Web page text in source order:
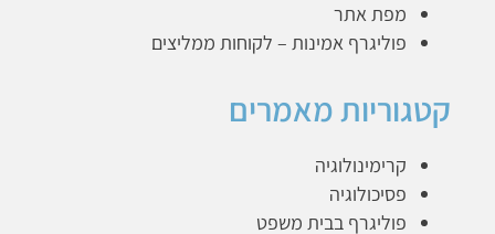
מפת אתר
פוליגרף אמינות – לקוחות ממליצים
קטגוריות מאמרים
קרימינולוגיה
פסיכולוגיה
פוליגרף בבית משפט